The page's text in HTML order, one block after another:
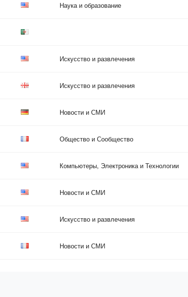
Наука и образование
Искусство и развлечения
Искусство и развлечения
Новости и СМИ
Общество и Сообщество
Компьютеры, Электроника и Технологии
Новости и СМИ
Искусство и развлечения
Новости и СМИ